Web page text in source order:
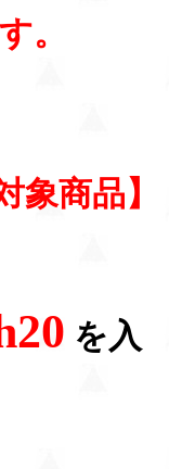
。
象商品】
を入